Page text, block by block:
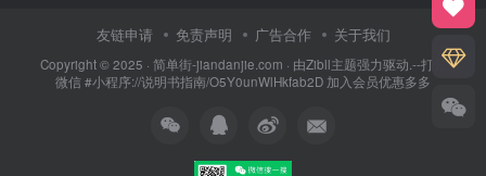
友链申请 免责声明 广告合作 关于我们
Copyright © 2025 · 简单街-jiandanjie.com · 由Zibll主题强力驱动.--打开
微信 #小程序://说明书指南/O5Y0unWlHkfab2D 加入会员优惠多多